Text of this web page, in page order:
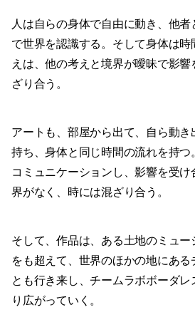
人は自らの身体で自由に動き、他
で世界を認識する。そして身体は
えは、他の考えと境界が曖昧で影
ざり合う。
アートも、部屋から出て、自ら動
持ち、身体と同じ時間の流れを持つ
コミュニケーションし、影響を受
界がなく、時には混ざり合う。
そして、作品は、ある土地のミュー
をも超えて、世界のほかの地にあ
とも行き来し、チームラボボーダ
り広がっていく。